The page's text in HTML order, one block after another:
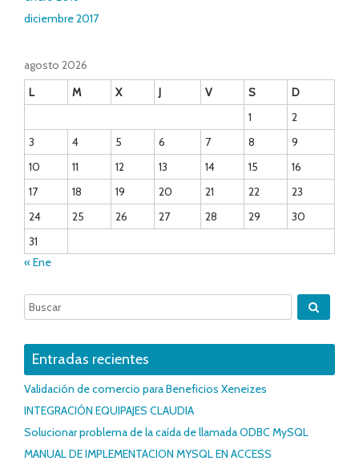
diciembre 2017
agosto 2026
L
M X J V S
D
1
2
3
4 5 6 7 8
9
10
11 12 13 14 15
16
17
18 19 20 21 22
23
24
25 26 27 28 29
30
31
« Ene
Entradas recientes
Validación de comercio para Beneficios Xeneizes
INTEGRACIÓN EQUIPAJES CLAUDIA
Solucionar problema de la caída de llamada ODBC MySQL
MANUAL DE IMPLEMENTACION MYSQL EN ACCESS